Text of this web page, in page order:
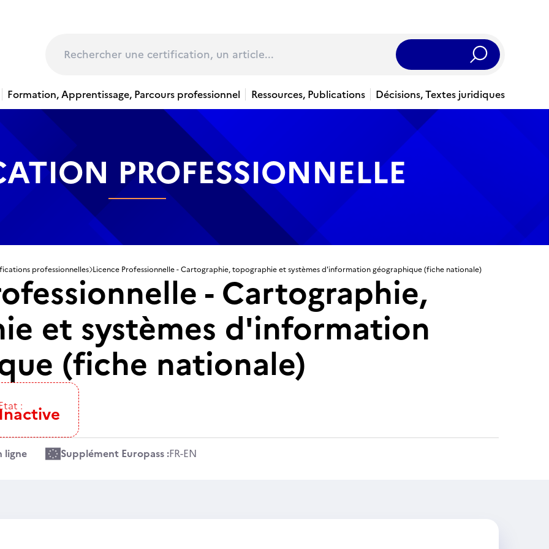
Rechercher
Formation, Apprentissage, Parcours professionnel Ressources, Publications Décisions, Textes juridiques
PROFESSIONNELLE
professionnelles Licence Professionnelle - Cartographie, topographie et systèmes d'information géographique (fiche nationale)
- Cartographie,
et systèmes d'information
(fiche nationale)
:
ligne Supplément Europass :FR-EN